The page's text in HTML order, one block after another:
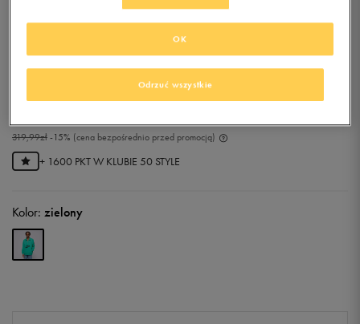
NIKE BLUZA GA M NK DF
319,99zł-15% (cena bezpośrednio przed promocją)
271,99złz Vat
+ 1600 PKT W KLUBIE 50 STYLE
Kolor: zielony
Odrzuć wszystkie
OK